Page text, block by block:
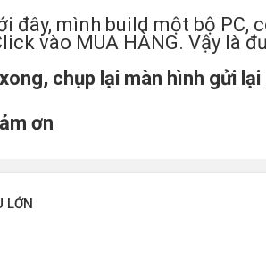
đây, mình build một bộ PC,
vào MUA HÀNG. Vậy là
chụp lại màn hình gửi
ơn
LỚN